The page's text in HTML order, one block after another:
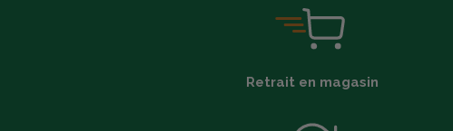
Retrait en magasin